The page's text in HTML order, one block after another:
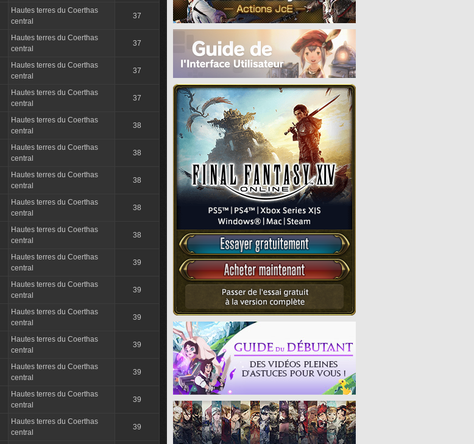
Hautes terres du Coerthas
central
37
Hautes terres du Coerthas
central
37
Hautes terres du Coerthas
central
37
Hautes terres du Coerthas
central
37
Hautes terres du Coerthas
central
38
Hautes terres du Coerthas
central
38
Hautes terres du Coerthas
central
38
Hautes terres du Coerthas
central
38
Hautes terres du Coerthas
central
38
Hautes terres du Coerthas
central
39
Hautes terres du Coerthas
central
39
Hautes terres du Coerthas
central
39
Hautes terres du Coerthas
central
39
Hautes terres du Coerthas
central
39
Hautes terres du Coerthas
central
39
Hautes terres du Coerthas
central
39